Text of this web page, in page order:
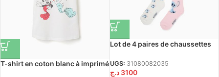
Lot de 4 paires de chaussettes
bleu/gris/blanc/rose
UGS: 31080082035
3100 د.ج
T-shirt en coton blanc à imprimé